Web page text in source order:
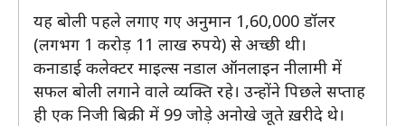
यह बोली पहले लगाए गए अनुमान 1,60,000 डॉलर
(लगभग 1 करोड़ 11 लाख रुपये) से अच्छी थी।
कनाडाई कलेक्टर माइल्स नडाल ऑनलाइन नीलामी में
सफल बोली लगाने वाले व्यक्ति रहे। उन्होंने पिछले सप्ताह
ही एक निजी बिक्री में 99 जोड़े अनोखे जूते ख़रीदे थे।